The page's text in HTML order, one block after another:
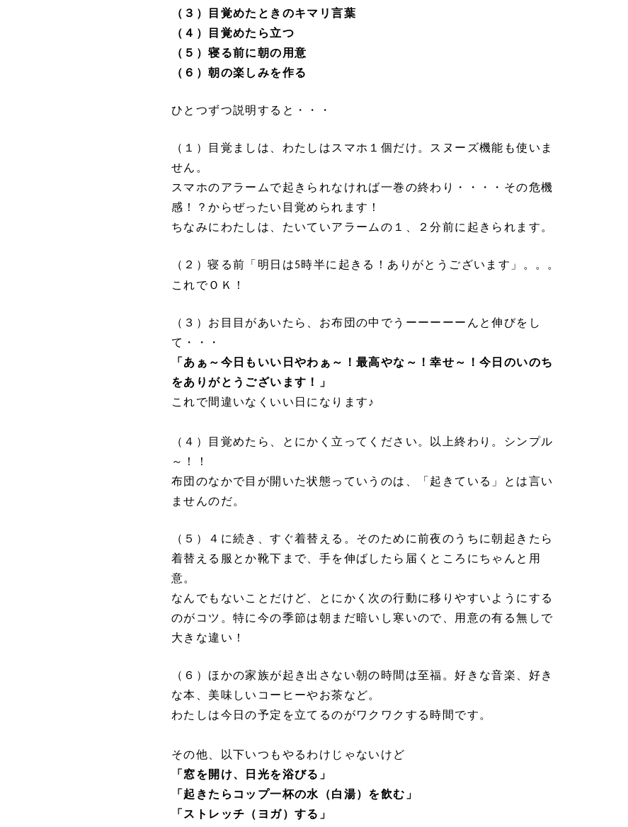
（３）目覚めたときのキマリ言葉
（４）目覚めたら立つ
（５）寝る前に朝の用意
（６）朝の楽しみを作る
ひとつずつ説明すると・・・
（１）目覚ましは、わたしはスマホ１個だけ。スヌーズ機能も使いま
せん。
スマホのアラームで起きられなければ一巻の終わり・・・・その危機
感！？からぜったい目覚められます！
ちなみにわたしは、たいていアラームの１、２分前に起きられます。
（２）寝る前「明日は5時半に起きる！ありがとうございます」。。。
これでＯＫ！
（３）お目目があいたら、お布団の中でうーーーーーんと伸びをし
て・・・
「あぁ～今日もいい日やわぁ～！最高やな～！幸せ～！今日のいのち
をありがとうございます！」
これで間違いなくいい日になります♪
（４）目覚めたら、とにかく立ってください。以上終わり。シンプル
～！！
布団のなかで目が開いた状態っていうのは、「起きている」とは言い
ませんのだ。
（５）４に続き、すぐ着替える。そのために前夜のうちに朝起きたら
着替える服とか靴下まで、手を伸ばしたら届くところにちゃんと用
意。
なんでもないことだけど、とにかく次の行動に移りやすいようにする
のがコツ。特に今の季節は朝まだ暗いし寒いので、用意の有る無しで
大きな違い！
（６）ほかの家族が起き出さない朝の時間は至福。好きな音楽、好き
な本、美味しいコーヒーやお茶など。
わたしは今日の予定を立てるのがワクワクする時間です。
その他、以下いつもやるわけじゃないけど
「窓を開け、日光を浴びる」
「起きたらコップ一杯の水（白湯）を飲む」
「ストレッチ（ヨガ）する」